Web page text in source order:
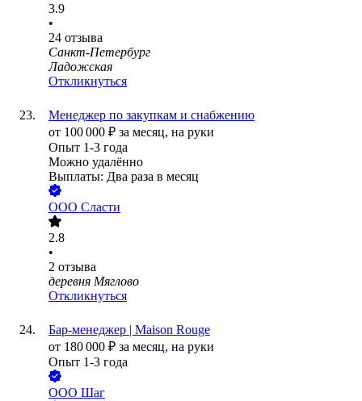
3.9
•
24 отзыва
Санкт-Петербург
Ладожская
Откликнуться
Менеджер по закупкам и снабжению
от 100 000 ₽ за месяц, на руки
Опыт 1-3 года
Можно удалённо
Выплаты: Два раза в месяц
ООО Сласти
2.8
•
2 отзыва
деревня Мяглово
Откликнуться
Бар-менеджер | Maison Rouge
от 180 000 ₽ за месяц, на руки
Опыт 1-3 года
ООО Шаг